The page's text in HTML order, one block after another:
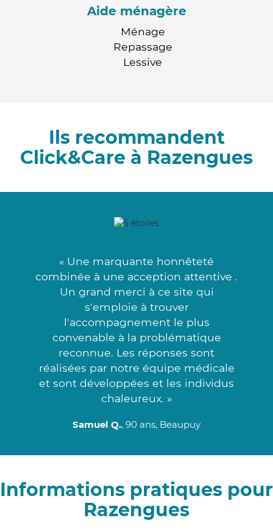
Aide ménagère
Ménage
Repassage
Lessive
Ils recommandent
Click&Care à Razengues
« Une marquante honnêteté
combinée à une acception attentive .
Un grand merci à ce site qui
s'emploie à trouver
l'accompagnement le plus
convenable à la problématique
reconnue. Les réponses sont
réalisées par notre équipe médicale
et sont développées et les individus
chaleureux. »
Samuel Q., 90 ans, Beaupuy
Informations pratiques pour
Razengues